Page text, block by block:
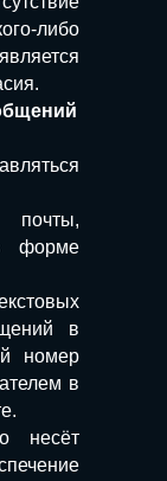
либо
форме
в
номер
в
несёт